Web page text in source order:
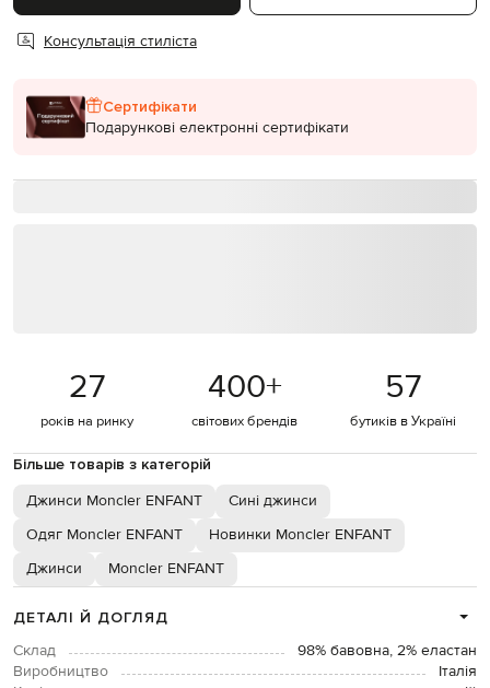
Консультація стиліста
Сертифікати
Подарункові електронні сертифікати
27
років на ринку
400+
світових брендів
57
бутиків в Україні
Більше товарів з категорій
Джинси Moncler ENFANT
Сині джинси
Одяг Moncler ENFANT
Новинки Moncler ENFANT
Джинси
Moncler ENFANT
ДЕТАЛІ Й ДОГЛЯД
Склад
98% бавовна, 2% еластан
Виробництво
Італія